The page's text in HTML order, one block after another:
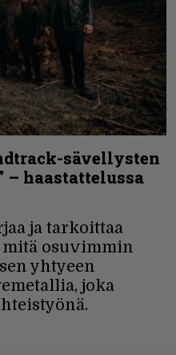
sävellysten
– haastattelussa
ja tarkoittaa
mitä osuvimmin
yhtyeen
joka